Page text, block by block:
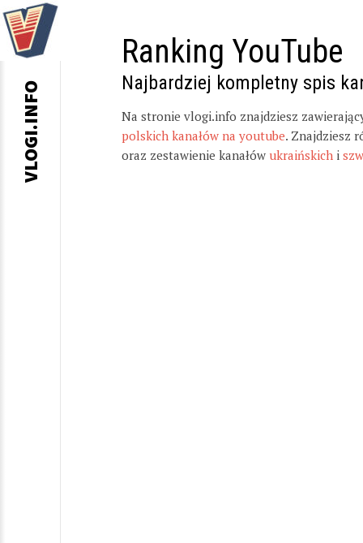
Ranking YouTube
Najbardziej kompletny spis
Na stronie vlogi.info znajdziesz
polskich kanałów na youtube. Znajdziesz
oraz zestawienie kanałów ukraińskich i
VLOGI.INFO